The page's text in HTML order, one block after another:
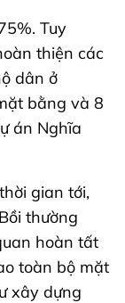
Tuy
thiện các
dân ở
bằng và 8
án Nghĩa
gian tới,
thường
hoàn tất
toàn bộ mặt
xây dựng